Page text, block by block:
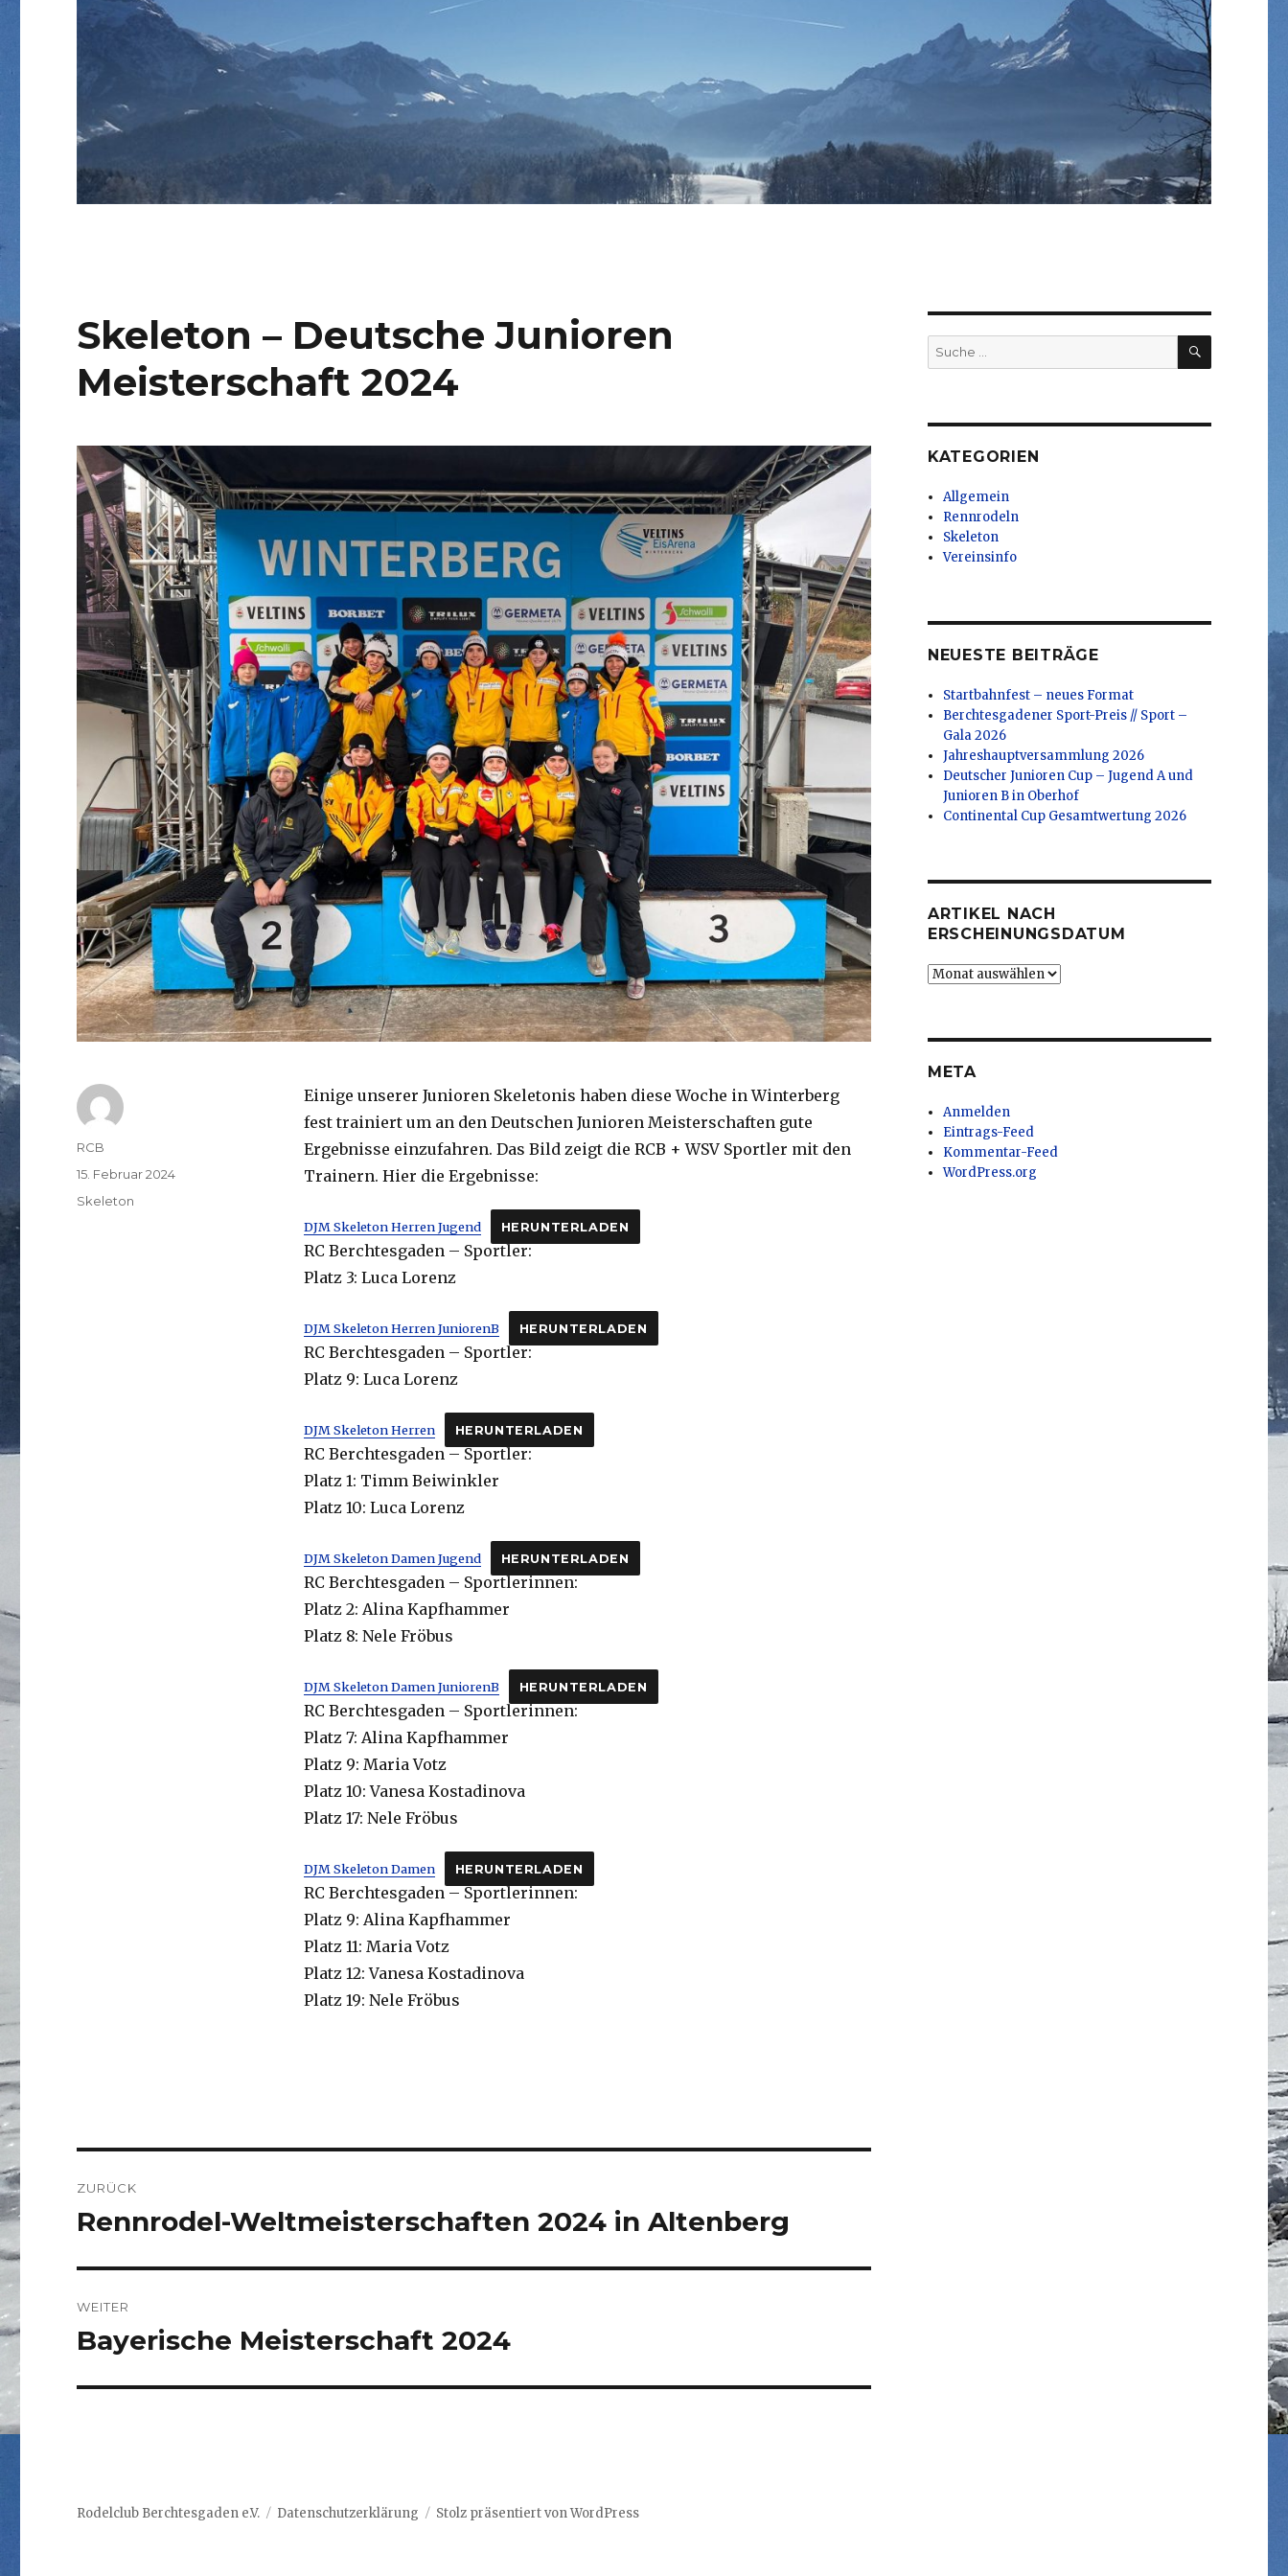
Skeleton – Deutsche Junioren
Meisterschaft 2024
Einige unserer Junioren Skeletonis haben diese Woche in Winterberg
fest trainiert um an den Deutschen Junioren Meisterschaften gute
Ergebnisse einzufahren. Das Bild zeigt die RCB + WSV Sportler mit den
Trainern. Hier die Ergebnisse:
DJM Skeleton Herren Jugend HERUNTERLADEN
RC Berchtesgaden – Sportler:
Platz 3: Luca Lorenz
DJM Skeleton Herren JuniorenB HERUNTERLADEN
RC Berchtesgaden – Sportler:
Platz 9: Luca Lorenz
DJM Skeleton Herren HERUNTERLADEN
RC Berchtesgaden – Sportler:
Platz 1: Timm Beiwinkler
Platz 10: Luca Lorenz
DJM Skeleton Damen Jugend HERUNTERLADEN
RC Berchtesgaden – Sportlerinnen:
Platz 2: Alina Kapfhammer
Platz 8: Nele Fröbus
DJM Skeleton Damen JuniorenB HERUNTERLADEN
RC Berchtesgaden – Sportlerinnen:
Platz 7: Alina Kapfhammer
Platz 9: Maria Votz
Platz 10: Vanesa Kostadinova
Platz 17: Nele Fröbus
DJM Skeleton Damen HERUNTERLADEN
RC Berchtesgaden – Sportlerinnen:
Platz 9: Alina Kapfhammer
Platz 11: Maria Votz
Platz 12: Vanesa Kostadinova
Platz 19: Nele Fröbus
Autor
RCB
Veröffentlicht
am
15. Februar 2024
Kategorien
Skeleton
ZURÜCK
Vorheriger
Rennrodel-Weltmeisterschaften 2024 in Altenberg
WEITER
Nächster
Bayerische Meisterschaft 2024
Suche
nach:
SUCHEN
KATEGORIEN
Allgemein
Rennrodeln
Skeleton
Vereinsinfo
NEUESTE BEITRÄGE
Startbahnfest – neues Format
Berchtesgadener Sport-Preis // Sport –
Gala 2026
Jahreshauptversammlung 2026
Deutscher Junioren Cup – Jugend A und
Junioren B in Oberhof
Continental Cup Gesamtwertung 2026
ARTIKEL NACH
ERSCHEINUNGSDATUM
Artikel
META
Anmelden
Eintrags-Feed
Kommentar-Feed
WordPress.org
Rodelclub Berchtesgaden e.V. Datenschutzerklärung Stolz präsentiert von WordPress